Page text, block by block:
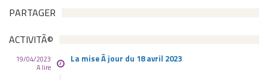
PARTAGER
ACTIVITÃ©
19/04/2023
A lire
La mise Ã jour du 18 avril 2023